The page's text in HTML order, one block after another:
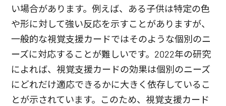
い場合があります。例えば、ある子供は特定の色
や形に対して強い反応を示すことがありますが、
一般的な視覚支援カードではそのような個別のニ
ーズに対応することが難しいです。2022年の研究
によれば、視覚支援カードの効果は個別のニーズ
にどれだけ適応できるかに大きく依存しているこ
とが示されています。このため、視覚支援カード